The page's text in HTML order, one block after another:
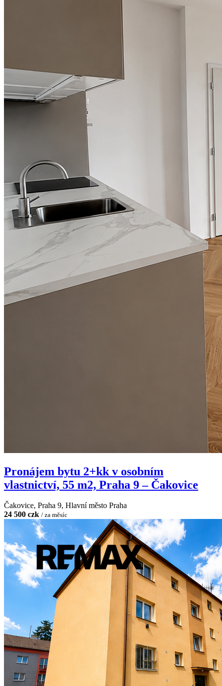
Pronájem bytu 2+kk v osobním
vlastnictví, 55 m2, Praha 9 – Čakovice
Čakovice, Praha 9, Hlavní město Praha
24 500 czk / za měsíc